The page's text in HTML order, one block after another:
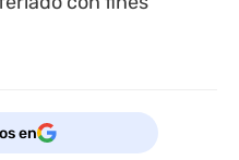
en